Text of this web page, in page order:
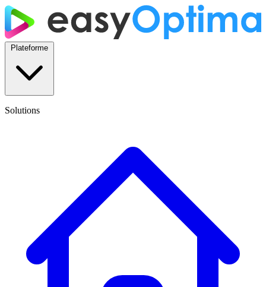
Solutions